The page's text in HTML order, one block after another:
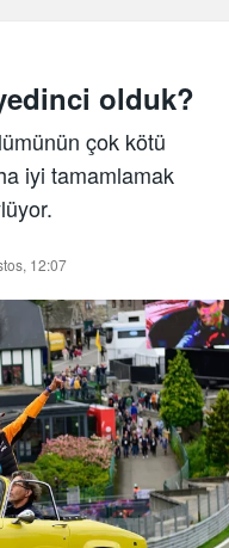
olduk?
çok kötü
iyi tamamlamak
12:07